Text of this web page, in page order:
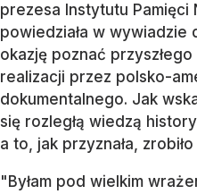
prezesa Instytutu Pamięci
powiedziała w wywiadzie
okazję poznać
realizacji przez polsko-
dokumentalnego. Jak
się rozległą wiedzą
a to, jak przyznała,
"Byłam pod wielkim